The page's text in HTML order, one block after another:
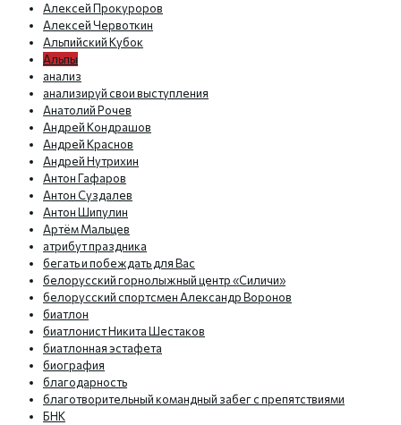
Алексей Прокуроров
Алексей Червоткин
Альпийский Кубок
Альпы
анализ
анализируй свои выступления
Анатолий Рочев
Андрей Кондрашов
Андрей Краснов
Андрей Нутрихин
Антон Гафаров
Антон Суздалев
Антон Шипулин
Артём Мальцев
атрибут праздника
бегать и побеждать для Вас
белорусский горнолыжный центр «Силичи»
белорусский спортсмен Александр Воронов
биатлон
биатлонист Никита Шестаков
биатлонная эстафета
биография
благодарность
благотворительный командный забег с препятствиями
БНК